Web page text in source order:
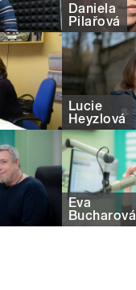
Daniela
Pilařová
Lucie
Heyzlová
Eva
Bucharová